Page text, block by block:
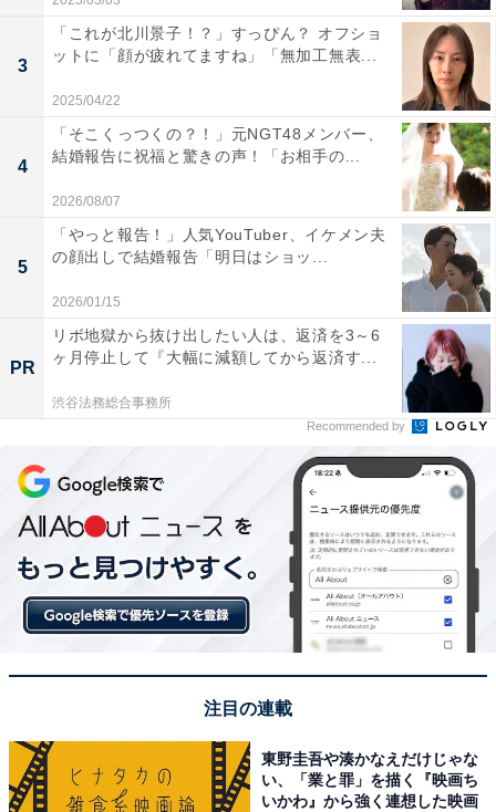
3
「これが北川景子！？」すっぴん？ オフショ
ットに「顔が疲れてますね」「無加工無表...
2025/04/22
4
「そこくっつくの？！」元NGT48メンバー、
結婚報告に祝福と驚きの声！「お相手の...
2026/08/07
5
「やっと報告！」人気YouTuber、イケメン夫
の顔出しで結婚報告「明日はショッ...
2026/01/15
PR
リボ地獄から抜け出したい人は、返済を3～6
ヶ月停止して『大幅に減額してから返済す...
渋谷法務総合事務所
Recommended by
注目の連載
東野圭吾や湊かなえだけじゃな
い、「業と罪」を描く『映画ち
いかわ』から強く連想した映画